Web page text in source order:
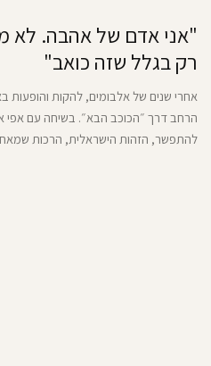
"אני אדם של אהבה. לא
רק בגלל שזה כואב"
אחרי שנים של אלבומים, להקות והופעות
הרחב דרך ״הכוכב הבא״. בשיחה עם אפי
להתפשר, הזהות הישראלית, הרכות